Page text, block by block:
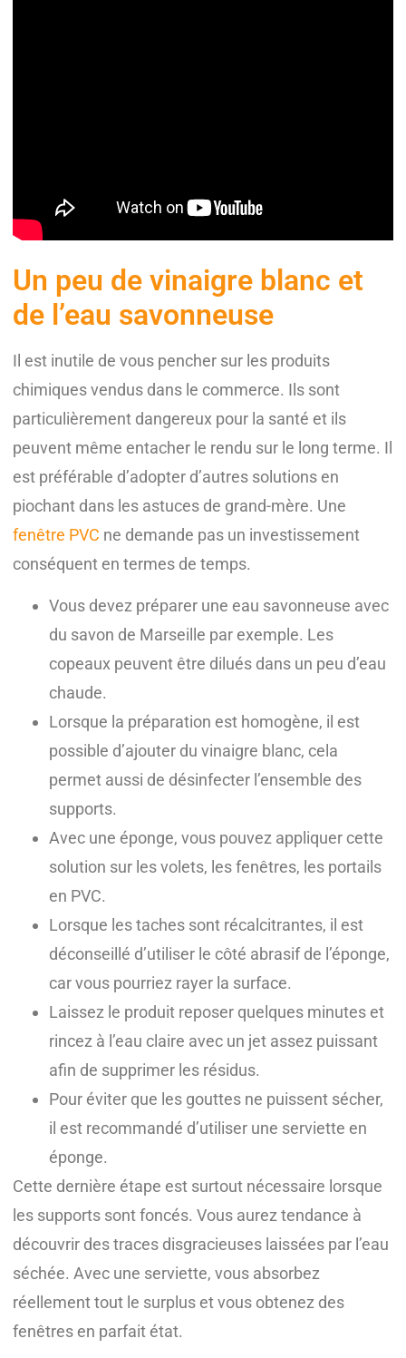
Un peu de vinaigre blanc et
de l’eau savonneuse
Il est inutile de vous pencher sur les produits
chimiques vendus dans le commerce. Ils sont
particulièrement dangereux pour la santé et ils
peuvent même entacher le rendu sur le long terme. Il
est préférable d’adopter d’autres solutions en
piochant dans les astuces de grand-mère. Une
fenêtre PVC ne demande pas un investissement
conséquent en termes de temps.
Vous devez préparer une eau savonneuse avec
du savon de Marseille par exemple. Les
copeaux peuvent être dilués dans un peu d’eau
chaude.
Lorsque la préparation est homogène, il est
possible d’ajouter du vinaigre blanc, cela
permet aussi de désinfecter l’ensemble des
supports.
Avec une éponge, vous pouvez appliquer cette
solution sur les volets, les fenêtres, les portails
en PVC.
Lorsque les taches sont récalcitrantes, il est
déconseillé d’utiliser le côté abrasif de l’éponge,
car vous pourriez rayer la surface.
Laissez le produit reposer quelques minutes et
rincez à l’eau claire avec un jet assez puissant
afin de supprimer les résidus.
Pour éviter que les gouttes ne puissent sécher,
il est recommandé d’utiliser une serviette en
éponge.
Cette dernière étape est surtout nécessaire lorsque
les supports sont foncés. Vous aurez tendance à
découvrir des traces disgracieuses laissées par l’eau
séchée. Avec une serviette, vous absorbez
réellement tout le surplus et vous obtenez des
fenêtres en parfait état.